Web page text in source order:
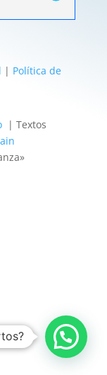
| Política de
| Textos